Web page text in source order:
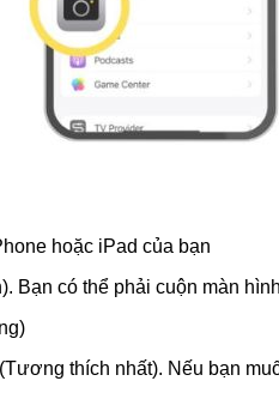
hoặc iPad của bạn
Bạn có thể phải cuộn màn
thích nhất). Nếu bạn